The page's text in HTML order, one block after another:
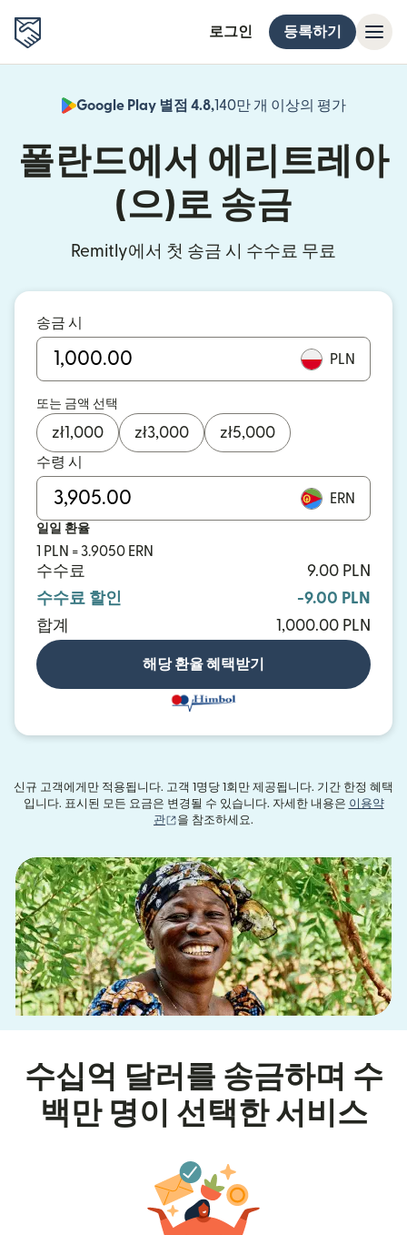
로그인 등록하기
Google Play 별점 4.8,140만 개 이상의 평가
폴란드에서 에리트레아
(으)로 송금
Remitly에서 첫 송금 시 수수료 무료
송금 시
PLN
또는 금액 선택
zł1,000 zł3,000 zł5,000
수령 시
ERN
일일 환율
1 PLN = 3.9050 ERN
수수료
9.00 PLN
수수료 할인
-9.00 PLN
합계
1,000.00 PLN
해당 환율 혜택받기
신규 고객에게만 적용됩니다. 고객 1명당 1회만 제공됩니다. 기간 한정 혜택
입니다. 표시된 모든 요금은 변경될 수 있습니다. 자세한 내용은 이용약
관
(새 창에서 열림)
을 참조하세요.
수십억 달러를 송금하며 수
백만 명이 선택한 서비스